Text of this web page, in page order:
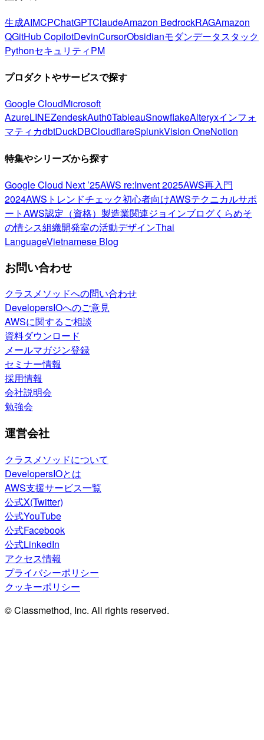
生成AIMCPChatGPTClaudeAmazon BedrockRAGAmazon
QGitHub CopilotDevinCursorObsidianモダンデータスタック
PythonセキュリティPM
プロダクトやサービスで探す
Google CloudMicrosoft
AzureLINEZendeskAuth0TableauSnowflakeAlteryxインフォ
マティカdbtDuckDBCloudflareSplunkVision OneNotion
特集やシリーズから探す
Google Cloud Next ’25AWS re:Invent 2025AWS再入門
2024AWSトレンドチェック初心者向けAWSテクニカルサポ
ートAWS認定（資格） 製造業関連ジョインブログくらめそ
の情シス組織開発室の活動デザインThai
LanguageVietnamese Blog
お問い合わせ
クラスメソッドへの問い合わせ
DevelopersIOへのご意見
AWSに関するご相談
資料ダウンロード
メールマガジン登録
セミナー情報
採用情報
会社説明会
勉強会
運営会社
クラスメソッドについて
DevelopersIOとは
AWS支援サービス一覧
公式X(Twitter)
公式YouTube
公式Facebook
公式LinkedIn
アクセス情報
プライバシーポリシー
クッキーポリシー
© Classmethod, Inc. All rights reserved.